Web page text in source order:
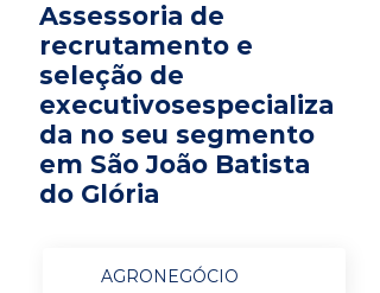
Assessoria de
recrutamento e
seleção de
executivosespecializa
da no seu segmento
em São João Batista
do Glória
AGRONEGÓCIO